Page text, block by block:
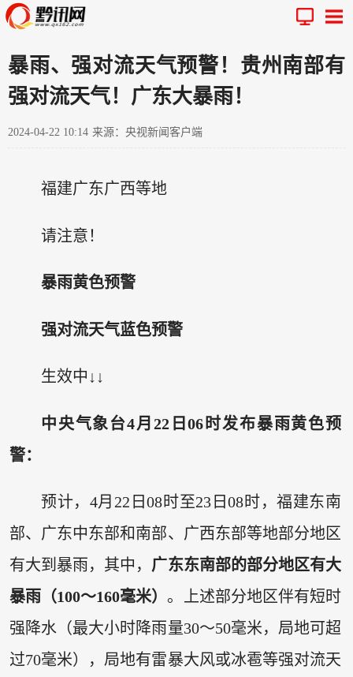
暴雨、强对流天气预警！贵州南部有
强对流天气！广东大暴雨！
2024-04-22 10:14 来源：央视新闻客户端
福建广东广西等地
请注意！
暴雨黄色预警
强对流天气蓝色预警
生效中↓↓
中央气象台4月22日06时发布暴雨黄色预
警：
预计，4月22日08时至23日08时，福建东南
部、广东中东部和南部、广西东部等地部分地区
有大到暴雨，其中， 广东东南部的部分地区有大
暴雨（100～160毫米） 。上述部分地区伴有短时
强降水（最大小时降雨量30～50毫米，局地可超
过70毫米），局地有雷暴大风或冰雹等强对流天